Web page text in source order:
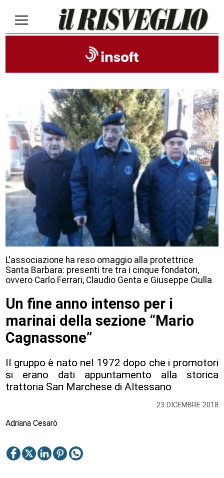
23 DICEMBRE 2018
L'associazione ha reso omaggio alla protettrice
Santa Barbara: presenti tre tra i cinque fondatori,
ovvero Carlo Ferrari, Claudio Genta e Giuseppe Ciulla
Un fine anno intenso per i
marinai della sezione “Mario
Cagnassone”
Il gruppo è nato nel 1972 dopo che i promotori
si erano dati appuntamento alla storica
trattoria San Marchese di Altessano
Adriana Cesarò